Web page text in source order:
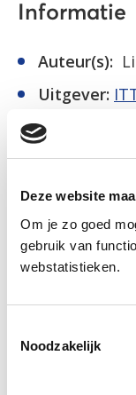
Deze website
Om je zo goed
gebruik van
webstatistieken.
Noodzakelijk
Informatie
Auteur(s):
Uitgever:
Jaar van
Download
Social media
Facebook